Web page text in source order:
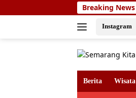
to
Breaking News
Instagram
Berita Wisata